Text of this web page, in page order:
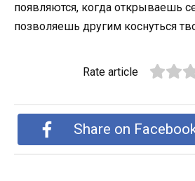
появляются, когда открываешь
позволяешь другим коснуться
Rate article
Share on